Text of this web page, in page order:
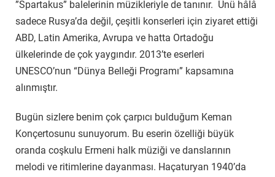
”Spartakus” balelerinin müzikleriyle de tanınır. Ünü hâlâ
sadece Rusya’da değil, çeşitli konserleri için ziyaret ettiği
ABD, Latin Amerika, Avrupa ve hatta Ortadoğu
ülkelerinde de çok yaygındır. 2013’te eserleri
UNESCO’nun “Dünya Belleği Programı” kapsamına
alınmıştır.
Bugün sizlere benim çok çarpıcı bulduğum Keman
Konçertosunu sunuyorum. Bu eserin özelliği büyük
oranda coşkulu Ermeni halk müziği ve danslarının
melodi ve ritimlerine dayanması. Haçaturyan 1940’da